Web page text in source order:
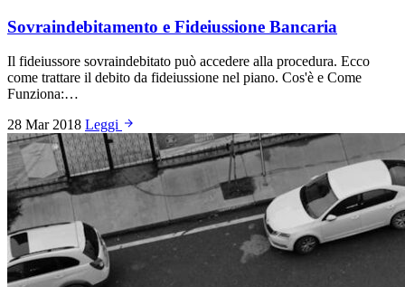
Sovraindebitamento e Fideiussione Bancaria
Il fideiussore sovraindebitato può accedere alla procedura. Ecco
come trattare il debito da fideiussione nel piano. Cos'è e Come
Funziona:…
28 Mar 2018 Leggi